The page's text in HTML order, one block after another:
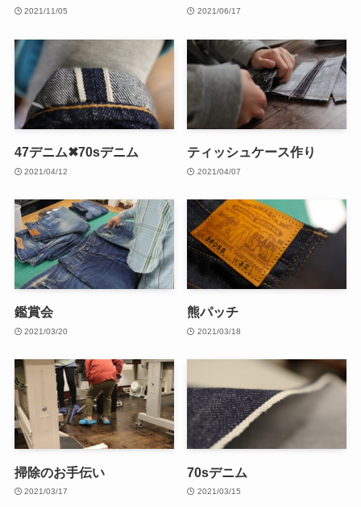
2021/11/05 2021/06/17
47デニム✖70sデニム
2021/04/12
ティッシュケース作り
2021/04/07
鑑賞会
2021/03/20
熊パッチ
2021/03/18
掃除のお手伝い
2021/03/17
70sデニム
2021/03/15